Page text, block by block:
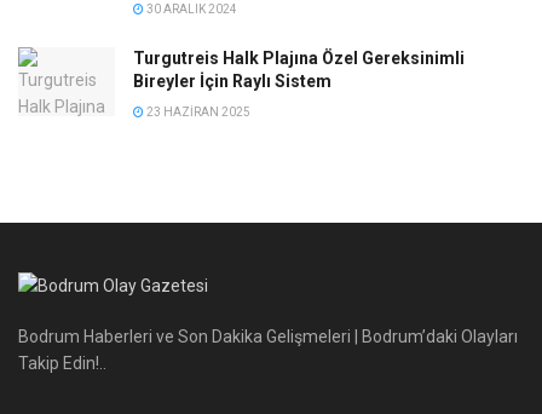
30 ARALIK 2024
Turgutreis Halk Plajına Özel Gereksinimli
Bireyler İçin Raylı Sistem
23 HAZIRAN 2025
Bodrum Haberleri ve Son Dakika Gelişmeleri | Bodrum’daki Olayları
Takip Edin!..